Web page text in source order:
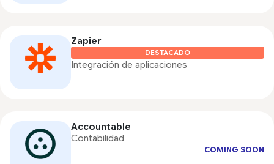
Zapier
DESTACADO
Integración de aplicaciones
Accountable
Contabilidad
COMING SOON